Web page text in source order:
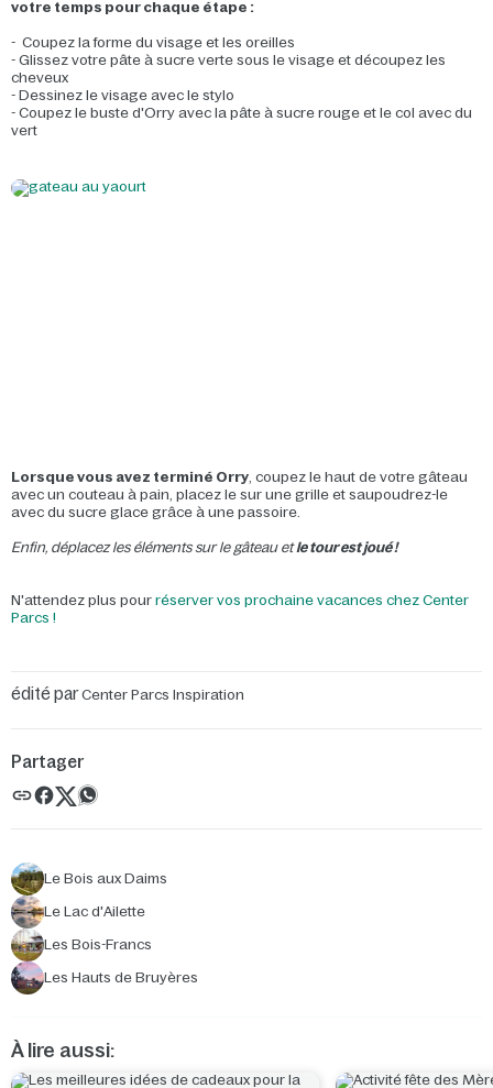
votre temps pour chaque étape :
- Coupez la forme du visage et les oreilles
- Glissez votre pâte à sucre verte sous le visage et découpez les
cheveux
- Dessinez le visage avec le stylo
- Coupez le buste d'Orry avec la pâte à sucre rouge et le col avec du
vert
Lorsque vous avez terminé Orry, coupez le haut de votre gâteau
avec un couteau à pain, placez le sur une grille et saupoudrez-le
avec du sucre glace grâce à une passoire.
Enfin, déplacez les éléments sur le gâteau etle tour est joué !
N'attendez plus pour réserver vos prochaine vacances chez Center
Parcs !
édité parCenter Parcs Inspiration
Le Bois aux Daims
Le Lac d'Ailette
Les Bois-Francs
Les Hauts de Bruyères
Partager
À lire aussi: